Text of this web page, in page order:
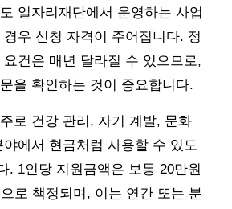
일자리재단에서 운영하는 사업
우 신청 자격이 주어집니다. 정
건은 매년 달라질 수 있으므로,
을 확인하는 것이 중요합니다.
로 건강 관리, 자기 계발, 문화
에서 현금처럼 사용할 수 있도
. 1인당 지원금액은 보통 20만원
로 책정되며, 이는 연간 또는 분